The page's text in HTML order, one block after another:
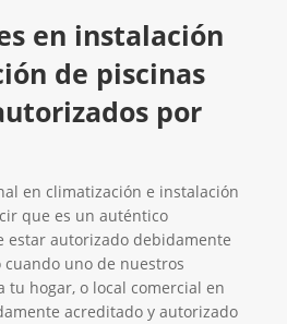
en instalación
de piscinas
por
en climatización e instalación
que es un auténtico
estar autorizado debidamente
uno de nuestros
tu hogar, o local comercial en
acreditado y autorizado